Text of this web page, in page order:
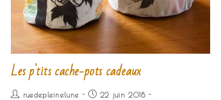
Les p'tits cache-pots cadeaux
Auteur/autrice
ruedepleinelune
Publication
22 juin 2018